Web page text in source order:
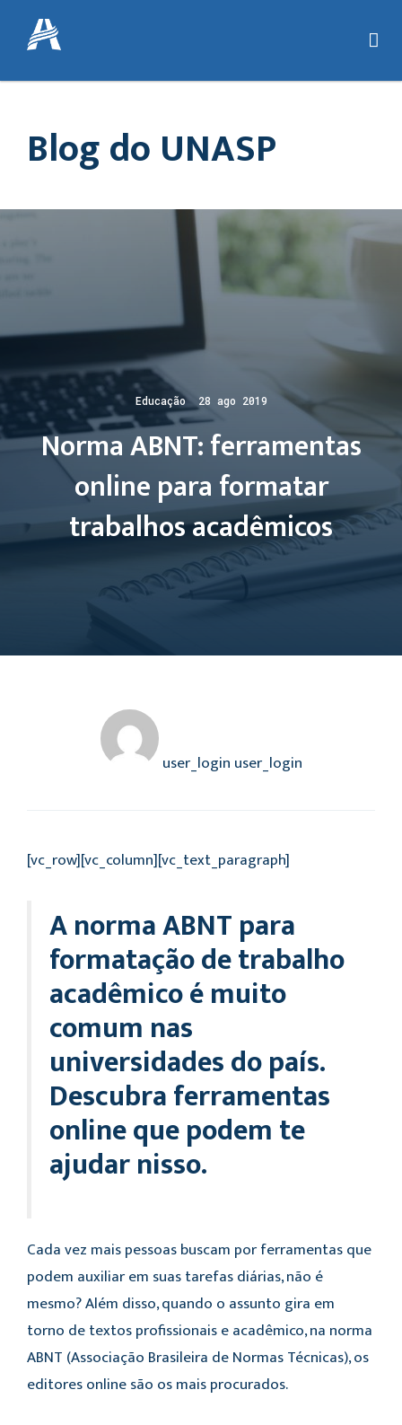
Blog do UNASP
Educação 28 ago 2019
Norma ABNT: ferramentas
online para formatar
trabalhos acadêmicos
user_login user_login
[vc_row][vc_column][vc_text_paragraph]
A norma ABNT para
formatação de trabalho
acadêmico é muito
comum nas
universidades do país.
Descubra ferramentas
online que podem te
ajudar nisso.
Cada vez mais pessoas buscam por ferramentas que
podem auxiliar em suas tarefas diárias, não é
mesmo? Além disso, quando o assunto gira em
torno de textos profissionais e acadêmico, na norma
ABNT (Associação Brasileira de Normas Técnicas), os
editores online são os mais procurados.